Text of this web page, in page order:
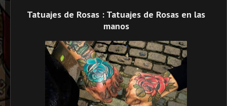
Tatuajes de Rosas : Tatuajes de Rosas en las
manos